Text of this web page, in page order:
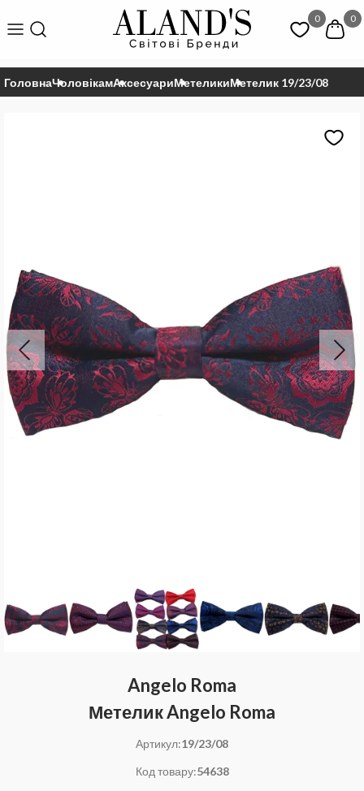
0 0
ГоловнаЧоловікамАксесуариМетеликиМетелик 19/23/08
Angelo Roma
Метелик Angelo Roma
Артикул:19/23/08
Код товару:54638